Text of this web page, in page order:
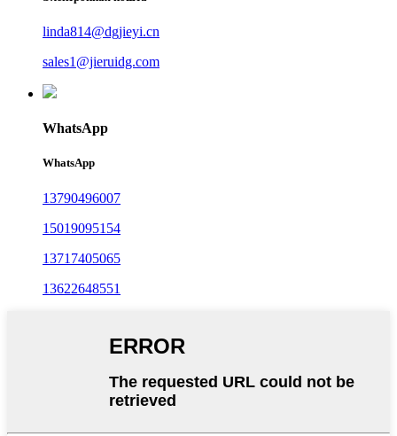
linda814@dgjieyi.cn
sales1@jieruidg.com
WhatsApp
WhatsApp
13790496007
15019095154
13717405065
13622648551